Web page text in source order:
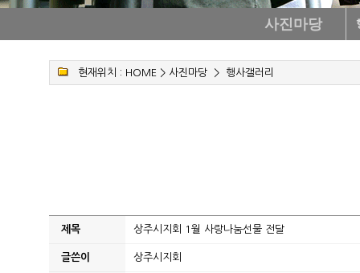
사진마당
현재위치 : HOME > 사진마당> 행사갤러리
제목 상주시지회 1월 사랑나눔선물 전달
글쓴이 상주시지회